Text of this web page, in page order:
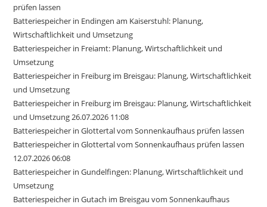
prüfen lassen
Batteriespeicher in Endingen am Kaiserstuhl: Planung,
Wirtschaftlichkeit und Umsetzung
Batteriespeicher in Freiamt: Planung, Wirtschaftlichkeit und
Umsetzung
Batteriespeicher in Freiburg im Breisgau: Planung, Wirtschaftlichkeit
und Umsetzung
Batteriespeicher in Freiburg im Breisgau: Planung, Wirtschaftlichkeit
und Umsetzung 26.07.2026 11:08
Batteriespeicher in Glottertal vom Sonnenkaufhaus prüfen lassen
Batteriespeicher in Glottertal vom Sonnenkaufhaus prüfen lassen
12.07.2026 06:08
Batteriespeicher in Gundelfingen: Planung, Wirtschaftlichkeit und
Umsetzung
Batteriespeicher in Gutach im Breisgau vom Sonnenkaufhaus